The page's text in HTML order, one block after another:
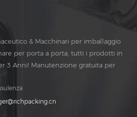
& Macchinari per imballaggio
per porta a porta, tutti i prodotti in
3 Anni! Manutenzione gratuita per